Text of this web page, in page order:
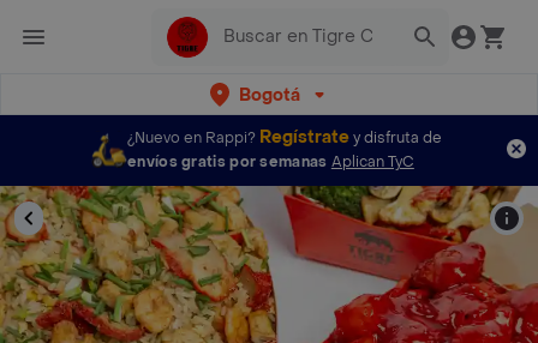
Bogotá
¿Nuevo en Rappi? Regístratey disfruta de
envíos gratis por semanas Aplican TyC